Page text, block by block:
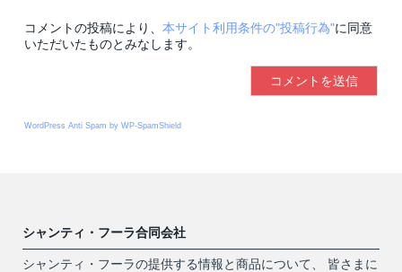
コメントの投稿により、 本サイト利用条件の"投稿行為"に同意
いただいたものとみなします。
WordPress Anti Spam by WP-SpamShield
シャンティ・フーラ合同会社
シャンティ・フーラの提供する情報と商品について、 皆さまに